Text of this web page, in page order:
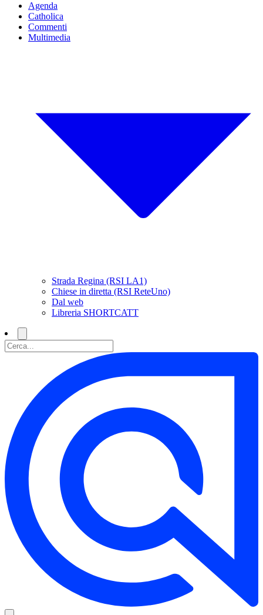
Agenda
Catholica
Commenti
Multimedia
Strada Regina (RSI LA1)
Chiese in diretta (RSI ReteUno)
Dal web
Libreria SHORTCATT